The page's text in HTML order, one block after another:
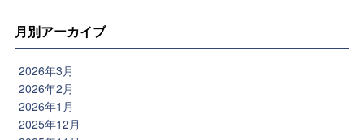
月別アーカイブ
2026年3月
2026年2月
2026年1月
2025年12月